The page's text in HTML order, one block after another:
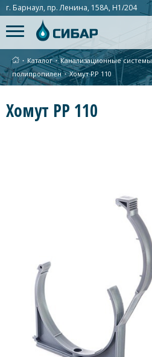
г. Барнаул, пр. Ленина, 158А, Н1/204
∙ Каталог ∙Канализационные системы
полипропилен ∙Хомут PP 110
Хомут PP 110